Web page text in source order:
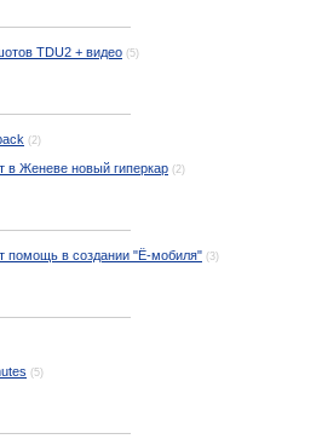
TDU2 + видео (5)
(2)
в Женеве новый гиперкар (2)
помощь в создании "Ё-мобиля" (3)
(5)